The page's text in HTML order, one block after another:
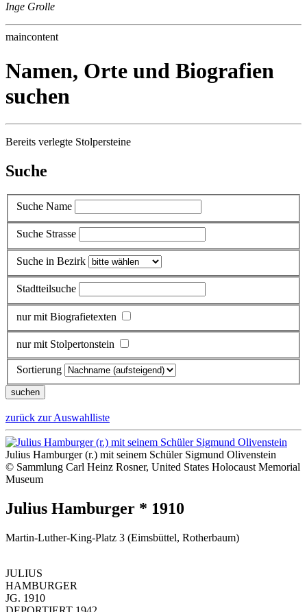
Inge Grolle
maincontent
Namen, Orte und Biografien
suchen
Bereits verlegte Stolpersteine
Suche
Suche Name
Suche Strasse
Suche in Bezirk
Stadtteilsuche
nur mit Biografietexten
nur mit Stolpertonstein
Sortierung
zurück zur Auswahlliste
Julius Hamburger (r.) mit seinem Schüler Sigmund Olivenstein
© Sammlung Carl Heinz Rosner, United States Holocaust Memorial
Museum
Julius Hamburger * 1910
Martin-Luther-King-Platz 3 (Eimsbüttel, Rotherbaum)
JULIUS
HAMBURGER
JG. 1910